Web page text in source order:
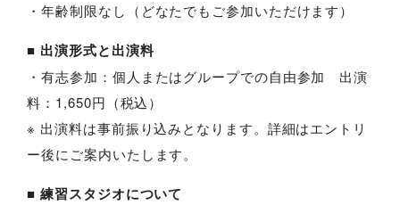
・年齢制限なし（どなたでもご参加いただけます）
■ 出演形式と出演料
・有志参加：個人またはグループでの自由参加 出演
料：1,650円（税込）
※ 出演料は事前振り込みとなります。詳細はエントリ
ー後にご案内いたします。
■ 練習スタジオについて